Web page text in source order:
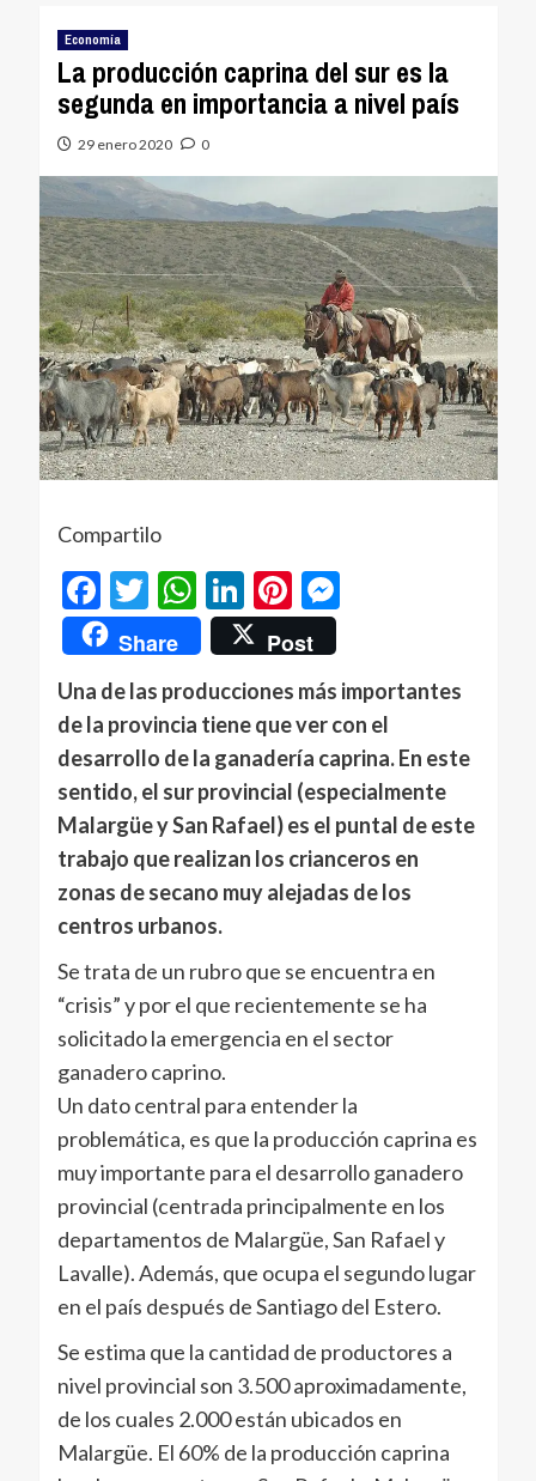
Economía
La producción caprina del sur es la
segunda en importancia a nivel país
29 enero 2020 0
Compartilo
Facebook
Twitter
WhatsApp
LinkedIn
Pinterest
Messenger
Share Post
Una de las producciones más importantes
de la provincia tiene que ver con el
desarrollo de la ganadería caprina. En este
sentido, el sur provincial (especialmente
Malargüe y San Rafael) es el puntal de este
trabajo que realizan los crianceros en
zonas de secano muy alejadas de los
centros urbanos.
Se trata de un rubro que se encuentra en
“crisis” y por el que recientemente se ha
solicitado la emergencia en el sector
ganadero caprino.
Un dato central para entender la
problemática, es que la producción caprina es
muy importante para el desarrollo ganadero
provincial (centrada principalmente en los
departamentos de Malargüe, San Rafael y
Lavalle). Además, que ocupa el segundo lugar
en el país después de Santiago del Estero.
Se estima que la cantidad de productores a
nivel provincial son 3.500 aproximadamente,
de los cuales 2.000 están ubicados en
Malargüe. El 60% de la producción caprina